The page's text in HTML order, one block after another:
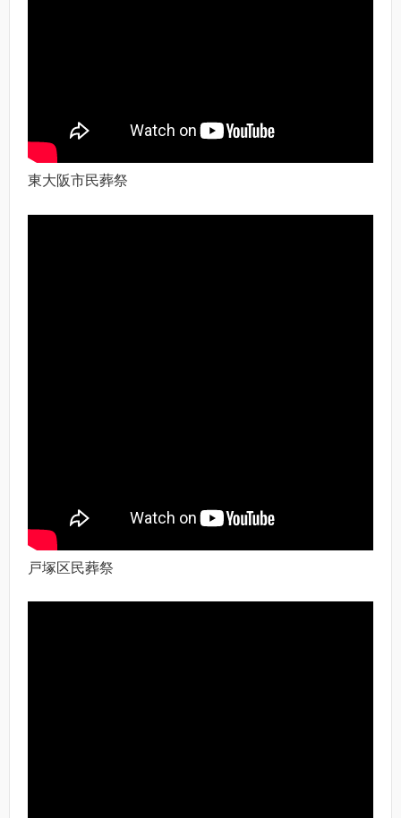
東大阪市民葬祭
戸塚区民葬祭